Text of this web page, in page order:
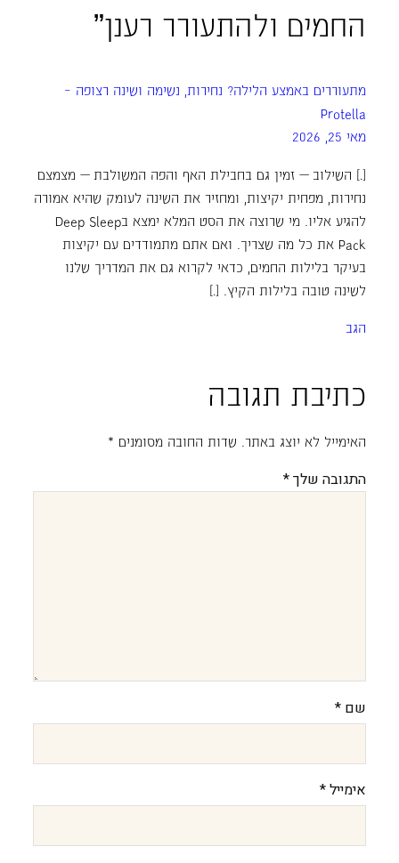
החמים ולהתעורר רענן”
מתעוררים באמצע הלילה? נחירות, נשימה ושינה רצופה –
Protella
מאי 25, 2026
[…] השילוב — זמין גם בחבילת האף והפה המשולבת — מצמצם
נחירות, מפחית יקיצות, ומחזיר את השינה לעומק שהיא אמורה
להגיע אליו. מי שרוצה את הסט המלא ימצא בDeep Sleep
Pack את כל מה שצריך. ואם אתם מתמודדים עם יקיצות
בעיקר בלילות החמים, כדאי לקרוא גם את המדריך שלנו
לשינה טובה בלילות הקיץ. […]
הגב
כתיבת תגובה
האימייל לא יוצג באתר. שדות החובה מסומנים *
התגובה שלך*
שם *
אימייל*